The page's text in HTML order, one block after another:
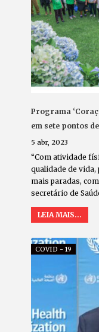
Programa
em sete pontos
5 abr, 2023
“Com atividade
qualidade de vida,
mais paradas,
secretário de
LEIA MAIS...
COVID - 19